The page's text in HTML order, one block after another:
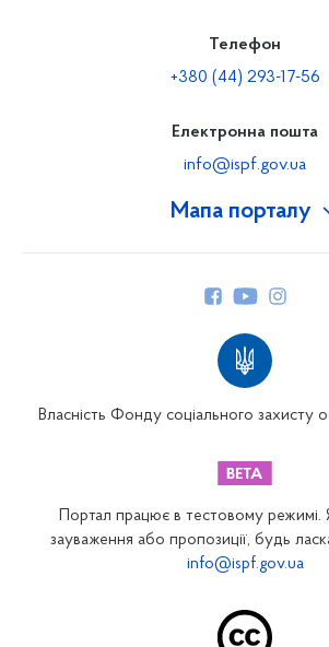
Мапа порталу
Закарпатське відділення
Запорізьке відділення
Телефон
+380 (44) 293-17-56
Електронна пошта
info@ispf.gov.ua
Власність Фонду соціального захисту
Портал працює в тестовому режимі.
зауваження або пропозиції, будь
info@ispf.gov.ua